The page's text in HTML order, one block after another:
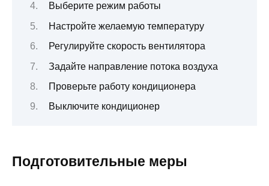
Выберите режим работы
Настройте желаемую температуру
Регулируйте скорость вентилятора
Задайте направление потока воздуха
Проверьте работу кондиционера
Выключите кондиционер
Подготовительные меры